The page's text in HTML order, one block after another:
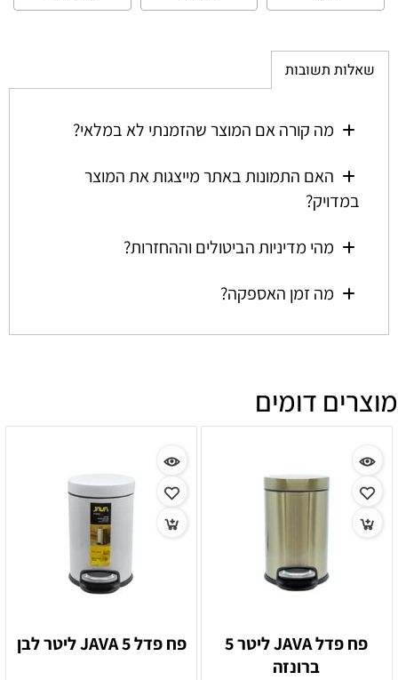
שאלות תשובות
מה קורה אם המוצר שהזמנתי לא במלאי?
האם התמונות באתר מייצגות את המוצר
במדויק?
מהי מדיניות הביטולים וההחזרות?
מה זמן האספקה?
מוצרים דומים
פח פדל JAVA ליטר 5
ברונזה
פח פדל JAVA 5 ליטר לבן